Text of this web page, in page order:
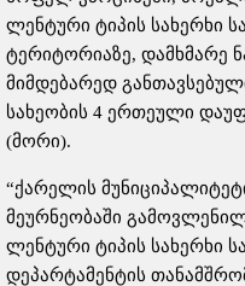
ლენტური ტიპის სახერხი
ტერიტორიაზე, დამხმარე
მიმდებარედ
სახეობის 4 ერთეული
(მორი).
“ქარელის
მეურნეობაში
ლენტური ტიპის სახერხი
დეპარტამენტის